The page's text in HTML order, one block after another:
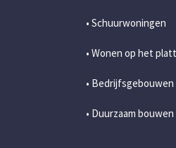
• Schuurwoningen
• Wonen op het
• Bedrijfsgebouwen
• Duurzaam bouwen